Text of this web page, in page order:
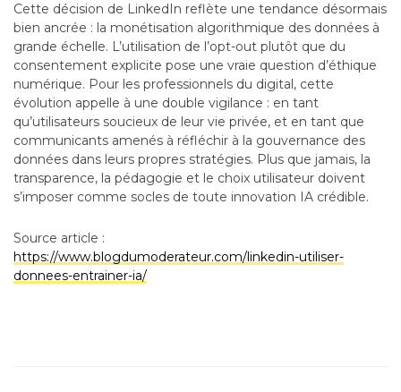
Cette décision de LinkedIn reflète une tendance désormais
bien ancrée : la monétisation algorithmique des données à
grande échelle. L’utilisation de l’opt-out plutôt que du
consentement explicite pose une vraie question d’éthique
numérique. Pour les professionnels du digital, cette
évolution appelle à une double vigilance : en tant
qu’utilisateurs soucieux de leur vie privée, et en tant que
communicants amenés à réfléchir à la gouvernance des
données dans leurs propres stratégies. Plus que jamais, la
transparence, la pédagogie et le choix utilisateur doivent
s’imposer comme socles de toute innovation IA crédible.
Source article :
https://www.blogdumoderateur.com/linkedin-utiliser-
donnees-entrainer-ia/